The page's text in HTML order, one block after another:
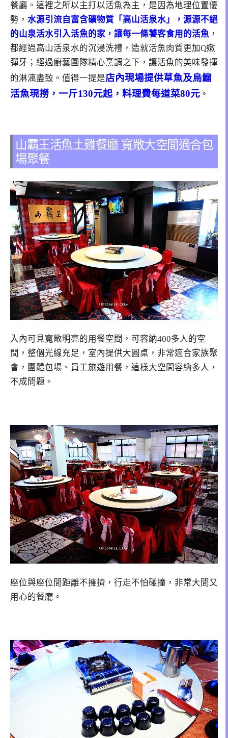
餐廳。這裡之所以主打以活魚為主，是因為地理位置優
勢， 水源引流自富含礦物質「高山活泉水」，源源不絕
的山泉活水引入活魚的家，讓每一條饕客食用的活魚 ，
都經過高山活泉水的沉浸洗禮，造就活魚肉質更加Q嫩
彈牙；經過廚藝團隊精心烹調之下，讓活魚的美味發揮
的淋漓盡致。值得一提是店內現場提供草魚及烏鰡
活魚現撈，一斤130元起，料理費每道菜80元 。
山霸王活魚土雞餐廳 寬敞大空間適合包
場聚餐
入內可見寬敞明亮的用餐空間，可容納400多人的空
間，整個光線充足，室內提供大圓桌，非常適合家族聚
會，團體包場、員工旅遊用餐，這樣大空間容納多人，
不成問題。
座位與座位間距離不擁擠，行走不怕碰撞，非常大間又
用心的餐廳。